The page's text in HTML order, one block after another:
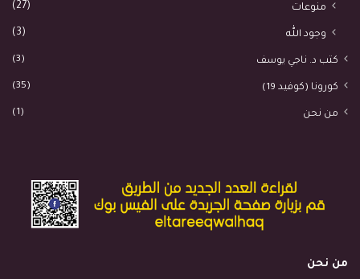
منوعات (27)
وجود الله (3)
كتب د. ناجي يوسف (3)
كورونا (كوفيد 19) (35)
من نحن (1)
من نحن